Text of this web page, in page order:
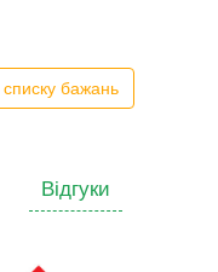
бажань
Відгуки